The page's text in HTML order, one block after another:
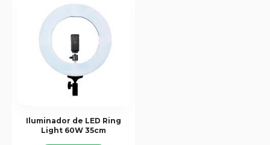
Iluminador de LED Ring
Light 60W 35cm